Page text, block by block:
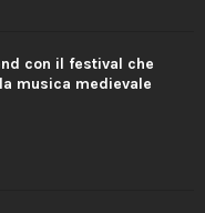
con il festival che
musica medievale